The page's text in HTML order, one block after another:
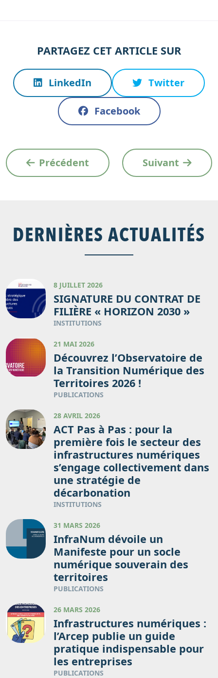
PARTAGEZ CET ARTICLE SUR
LinkedIn Twitter
Facebook
Précédent Suivant
DERNIÈRES ACTUALITÉS
8 JUILLET 2026
SIGNATURE DU CONTRAT DE
FILIÈRE « HORIZON 2030 »
INSTITUTIONS
21 MAI 2026
Découvrez l’Observatoire de
la Transition Numérique des
Territoires 2026 !
PUBLICATIONS
28 AVRIL 2026
ACT Pas à Pas : pour la
première fois le secteur des
infrastructures numériques
s’engage collectivement dans
une stratégie de
décarbonation
INSTITUTIONS
31 MARS 2026
InfraNum dévoile un
Manifeste pour un socle
numérique souverain des
territoires
PUBLICATIONS
26 MARS 2026
Infrastructures numériques :
l’Arcep publie un guide
pratique indispensable pour
les entreprises
PUBLICATIONS